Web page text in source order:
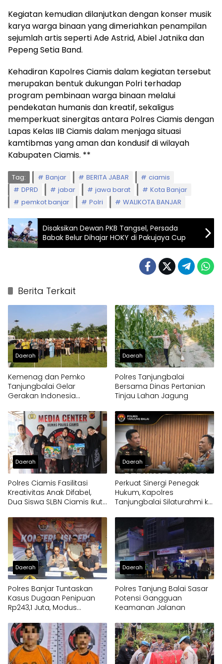
Kegiatan kemudian dilanjutkan dengan konser musik
karya warga binaan yang dimeriahkan penampilan
sejumlah artis seperti Ade Astrid, Abiel Jatnika dan
Pepeng Setia Band.
Kehadiran Kapolres Ciamis dalam kegiatan tersebut
merupakan bentuk dukungan Polri terhadap
program pembinaan warga binaan melalui
pendekatan humanis dan kreatif, sekaligus
memperkuat sinergitas antara Polres Ciamis dengan
Lapas Kelas IIB Ciamis dalam menjaga situasi
kamtibmas yang aman dan kondusif di wilayah
Kabupaten Ciamis. **
Tag: Banjar BERITA JABAR
ciamis
DPRD
jabar jawa barat
Kota Banjar
pemkot banjar
Polri WALIKOTA BANJAR
Disaksikan Dewan PKB Tangsel, Persada
Babak Belur Dihajar HOKY di Pakujaya Cup
Berita Terkait
Daerah
Kemenag dan Pemko
Tanjungbalai Gelar
Gerakan Indonesia
Daerah
Polres Tanjungbalai
Bersama Dinas Pertanian
Tinjau Lahan Jagung
Daerah
Polres Ciamis Fasilitasi
Kreativitas Anak Difabel,
Dua Siswa SLBN Ciamis Ikuti
Mabes Polri
Daerah
Perkuat Sinergi Penegak
Hukum, Kapolres
Tanjungbalai Silaturahmi ke
Daerah
Polres Banjar Tuntaskan
Kasus Dugaan Penipuan
Rp243,1 Juta, Modus
Program MBG
Daerah
Polres Tanjung Balai Sasar
Potensi Gangguan
Keamanan Jalanan